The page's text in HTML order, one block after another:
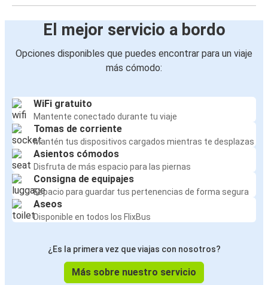
Dubrovnik
Herceg Novi
Podgorica
Budapest
Dubrovnik
Dubrovnik
Budapest
Podgorica
Dubrovnik
Tivat
El mejor servicio a bordo
Opciones disponibles que puedes encontrar para un viaje
más cómodo:
WiFi gratuito
Mantente conectado durante tu viaje
Tomas de corriente
Mantén tus dispositivos cargados mientras te desplazas
Asientos cómodos
Disfruta de más espacio para las piernas
Consigna de equipajes
Espacio para guardar tus pertenencias de forma segura
Aseos
Disponible en todos los FlixBus
¿Es la primera vez que viajas con nosotros?
Más sobre nuestro servicio